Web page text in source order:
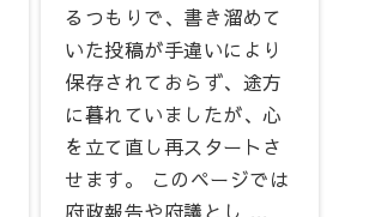
るつもりで、書き溜めて
いた投稿が手違いにより
保存されておらず、途方
に暮れていましたが、心
を立て直し再スタートさ
せます。 このページでは
府政報告や府議とし …